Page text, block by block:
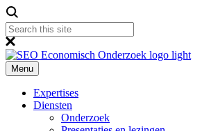
Menu
Expertises
Diensten
Onderzoek